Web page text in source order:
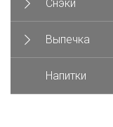
Снэки
Выпечка
Напитки